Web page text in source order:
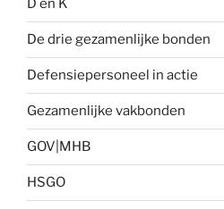
D en K
De drie gezamenlijke bonden
Defensiepersoneel in actie
Gezamenlijke vakbonden
GOV|MHB
HSGO